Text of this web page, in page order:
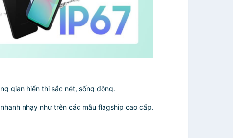
gian hiển thị sắc nét, sống động.
nhạy như trên các mẫu flagship cao cấp.